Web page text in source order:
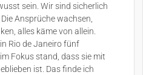
sein. Wir sind sicherlich
Ansprüche wachsen,
alles käme von allein.
Rio de Janeiro fünf
Fokus stand, dass sie mit
ist. Das finde ich